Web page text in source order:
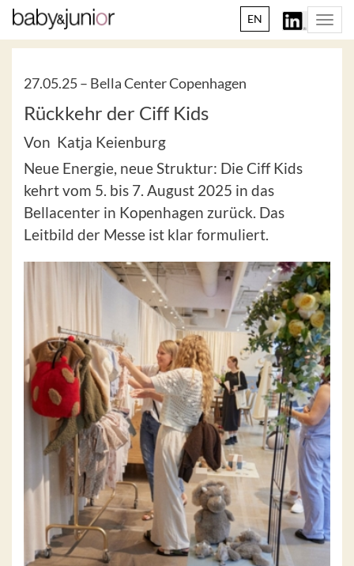
EN
27.05.25 – Bella Center Copenhagen
Rückkehr der Ciff Kids
Von Katja Keienburg
Neue Energie, neue Struktur: Die Ciff Kids
kehrt vom 5. bis 7. August 2025 in das
Bellacenter in Kopenhagen zurück. Das
Leitbild der Messe ist klar formuliert.